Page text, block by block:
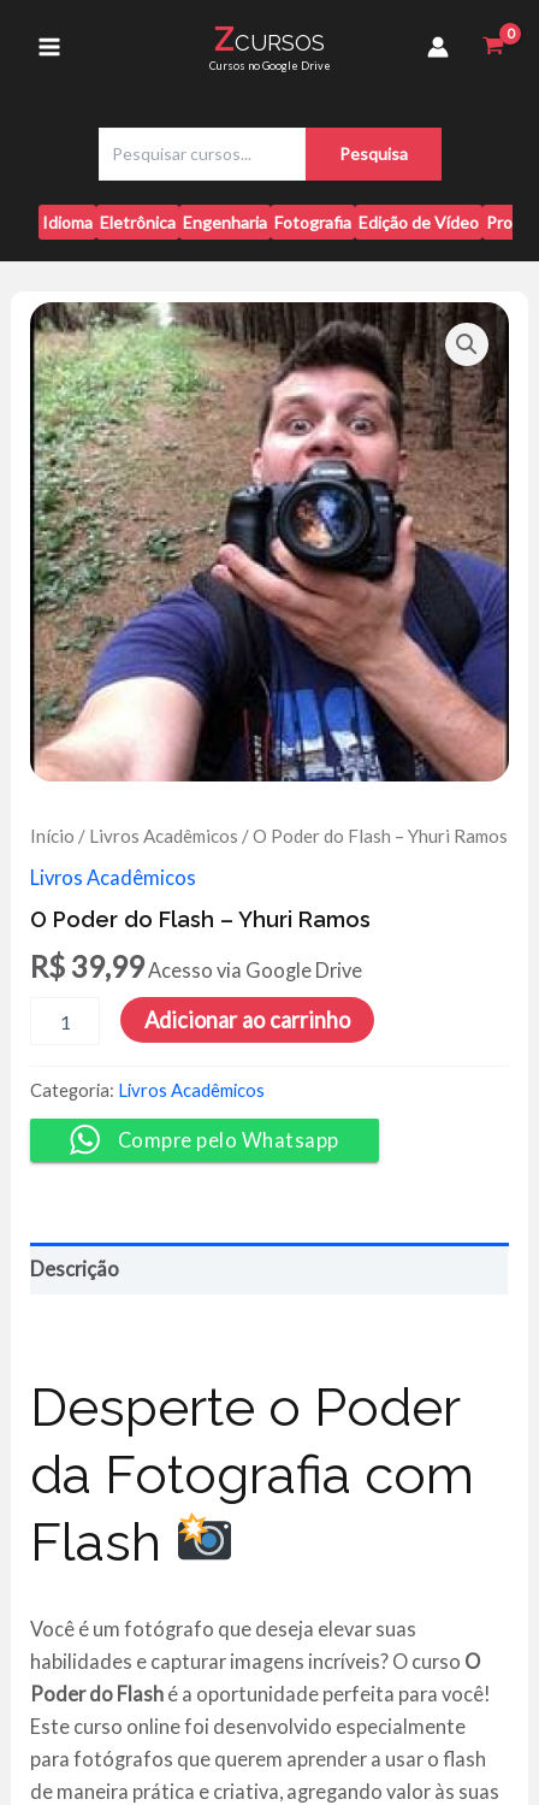
Menu
ZCURSOS
Cursos no Google Drive
s
q
u
i
a
r
Pesquisa
Idioma Eletrônica Engenharia Fotografia Edição de Vídeo
Início / Livros Acadêmicos / O Poder do Flash – Yhuri Ramos
Livros Acadêmicos
O Poder do Flash – Yhuri Ramos
R$ 39,99Acesso via Google Drive
Poder
Flash
-
Yhuri
Ramos
Adicionar ao carrinho
Categoria: Livros Acadêmicos
Compre pelo Whatsapp
Descrição
Desperte o Poder
da Fotografia com
Flash
Você é um fotógrafo que deseja elevar suas
habilidades e capturar imagens incríveis? O curso O
Poder do Flash é a oportunidade perfeita para você!
Este curso online foi desenvolvido especialmente
para fotógrafos que querem aprender a usar o flash
de maneira prática e criativa, agregando valor às suas